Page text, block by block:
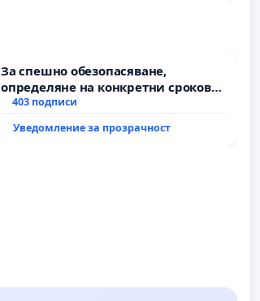
За спешно обезопасяване,
определяне на конкретни срокове
и извършване на цялостна
републиканския път между пътен
403 подписи
Уведомление за прозрачност